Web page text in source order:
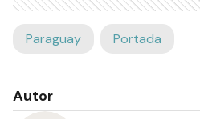
Paraguay Portada
Autor